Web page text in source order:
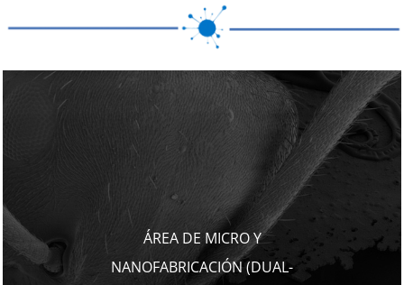
ÁREA DE MICRO Y
NANOFABRICACIÓN (DUAL-